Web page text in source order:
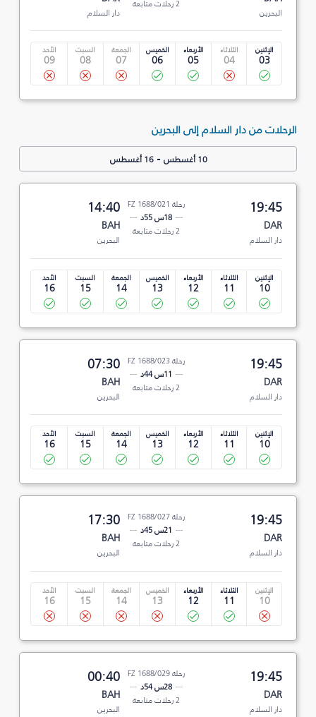
البحرين
2 رحلات متابعة
دار السلام
الإثنين
03
الثلاثاء
04
الأربعاء
05
الخميس
06
الجمعة
07
السبت
08
الأحد
09
الرحلات من دار السلام إلى البحرين
10 أغسطس -16 أغسطس
19:45
DAR
دار السلام
رحلة FZ 1688/021
18س 55د
2 رحلات متابعة
14:40
BAH
البحرين
الإثنين
10
الثلاثاء
11
الأربعاء
12
الخميس
13
الجمعة
14
السبت
15
الأحد
16
19:45
DAR
دار السلام
رحلة FZ 1688/023
11س 44د
2 رحلات متابعة
07:30
BAH
البحرين
الإثنين
10
الثلاثاء
11
الأربعاء
12
الخميس
13
الجمعة
14
السبت
15
الأحد
16
19:45
DAR
دار السلام
رحلة FZ 1688/027
21س 45د
2 رحلات متابعة
17:30
BAH
البحرين
الإثنين
10
الثلاثاء
11
الأربعاء
12
الخميس
13
الجمعة
14
السبت
15
الأحد
16
19:45
DAR
دار السلام
رحلة FZ 1688/029
28س 54د
2 رحلات متابعة
00:40
BAH
البحرين